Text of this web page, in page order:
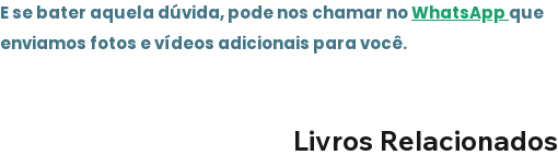
E se bater aquela dúvida, pode nos chamar noWhatsApp que
enviamos fotos e vídeos adicionais para você.
Livros Relacionados